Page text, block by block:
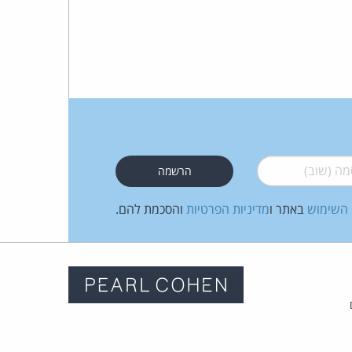
(שוב)*
השימוש באתר ומדיניות הפרטיות והסכמת להם.